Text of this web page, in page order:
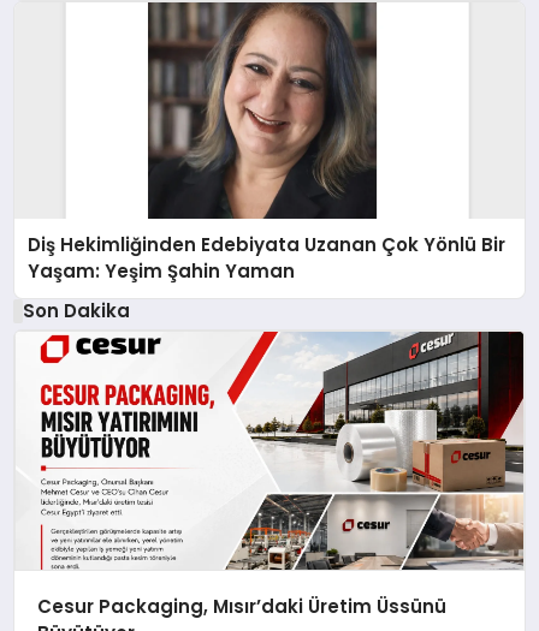
Diş Hekimliğinden Edebiyata Uzanan Çok Yönlü Bir
Yaşam: Yeşim Şahin Yaman
Son Dakika
Cesur Packaging, Mısır’daki Üretim Üssünü